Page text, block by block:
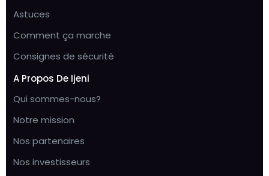
Astuces
Comment ça marche
Consignes de sécurité
A Propos De Ijeni
Qui sommes-nous?
Notre mission
Nos partenaires
Nos investisseurs